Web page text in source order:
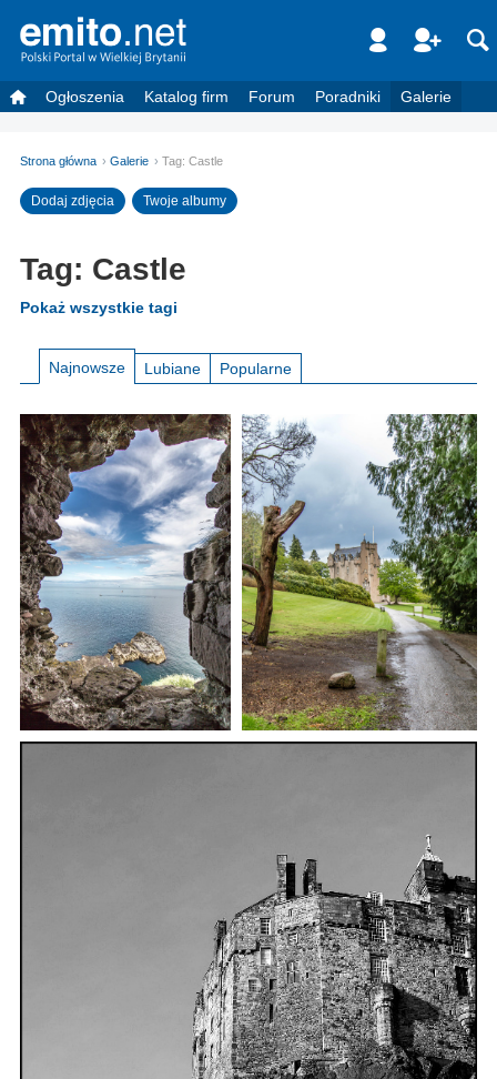
Ogłoszenia Katalog firm Forum Poradniki Galerie
Strona główna Galerie Tag: Castle
Dodaj zdjęcia Twoje albumy
Tag: Castle
Pokaż wszystkie tagi
Najnowsze Lubiane Popularne